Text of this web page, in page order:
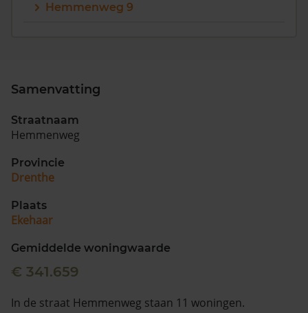
Hemmenweg 9
Samenvatting
Straatnaam
Hemmenweg
Provincie
Drenthe
Plaats
Ekehaar
Gemiddelde woningwaarde
€ 341.659
In de straat Hemmenweg staan 11 woningen.